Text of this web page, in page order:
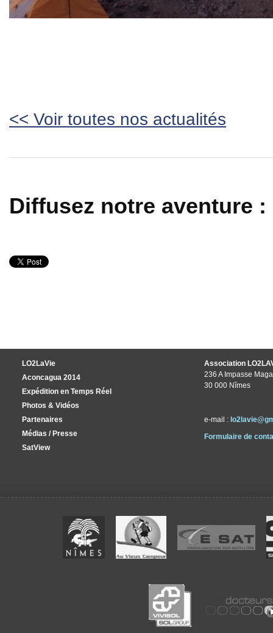
<< Voir toutes nos actualités
Diffusez notre aventure :
LO2LaVie
Aconcagua 2014
Expédition en Temps Réel
Photos & Vidéos
Partenaires
Médias / Presse
SatView
Association
236 A Impasse
30 000 Nîmes
e-mail :
Formulaire de